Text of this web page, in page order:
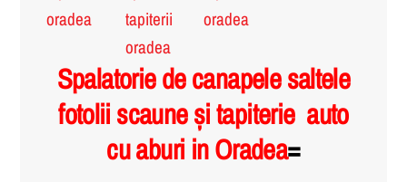
Spalatorie de canapele saltele
fotolii scaune și tapiterie auto
cu aburi in Oradea=